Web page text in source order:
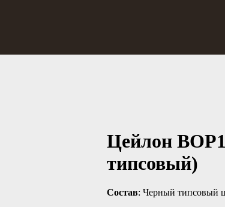
Цейлон
типсовый)
Состав: Черный типсовый